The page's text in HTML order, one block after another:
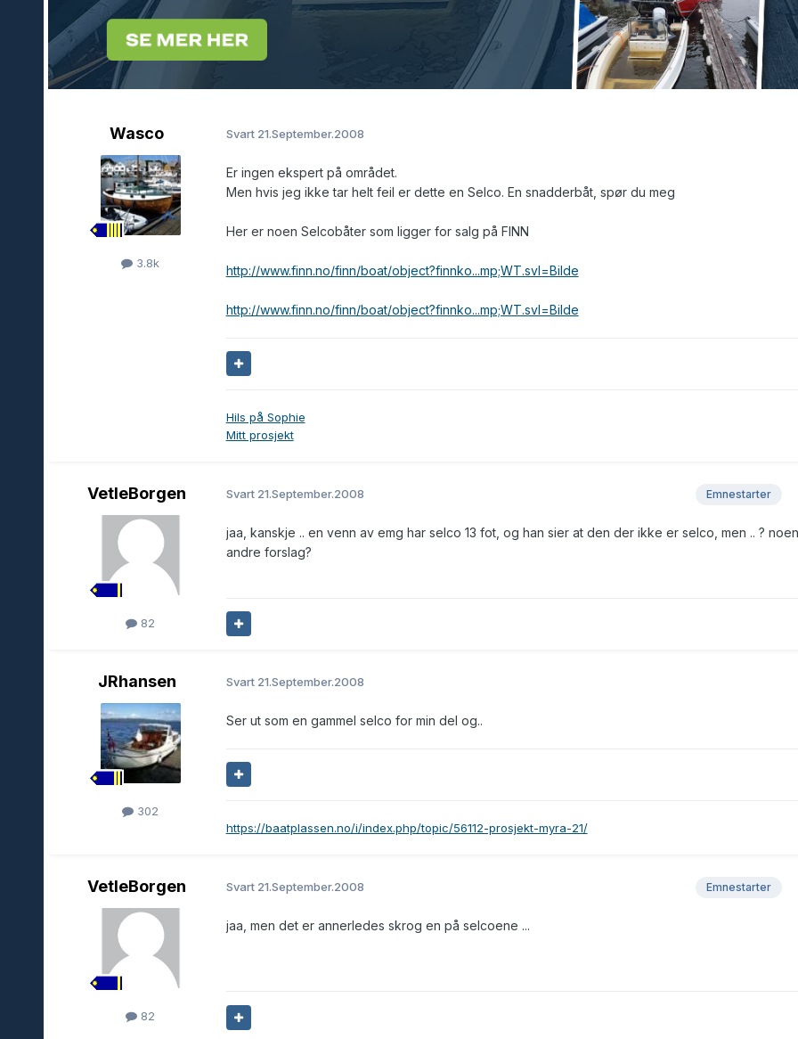
Wasco
3.8k
Svart 21.September.2008
Er ingen ekspert på området.
Men hvis jeg ikke tar helt feil er dette en Selco. En snadderbåt, spør du meg
Her er noen Selcobåter som ligger for salg på FINN
http://www.finn.no/finn/boat/object?finnko...mp;WT.svl=Bilde
http://www.finn.no/finn/boat/object?finnko...mp;WT.svl=Bilde
Hils på Sophie
Mitt prosjekt
VetleBorgen
82
Emnestarter
Svart 21.September.2008
jaa, kanskje .. en venn av emg har selco 13 fot, og han sier at den der ikke er selco, men .. ? noen
andre forslag?
JRhansen
302
Svart 21.September.2008
Ser ut som en gammel selco for min del og..
https://baatplassen.no/i/index.php/topic/56112-prosjekt-myra-21/
VetleBorgen
82
Emnestarter
Svart 21.September.2008
jaa, men det er annerledes skrog en på selcoene ...